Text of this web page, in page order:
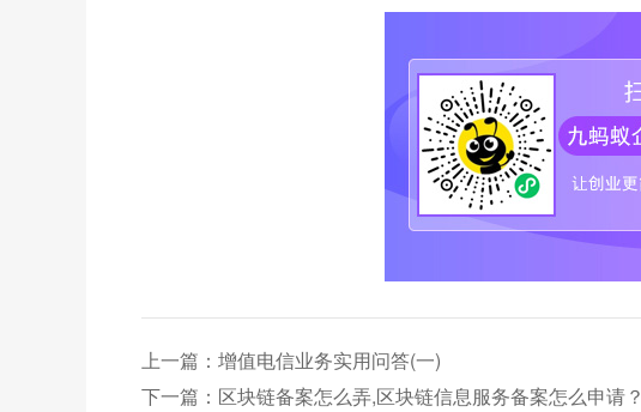
上一篇： 增值电信业务实用问答(一)
下一篇： 区块链备案怎么弄,区块链信息服务备案怎么申请？